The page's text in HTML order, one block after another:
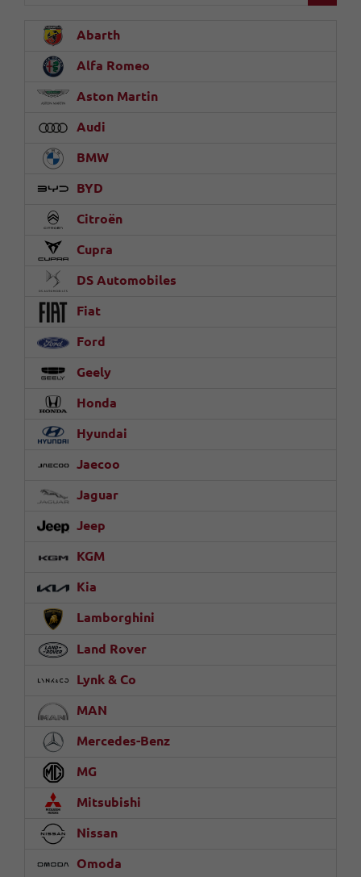
Abarth
Alfa Romeo
Aston Martin
Audi
BMW
BYD
Citroën
Cupra
DS Automobiles
Fiat
Ford
Geely
Honda
Hyundai
Jaecoo
Jaguar
Jeep
KGM
Kia
Lamborghini
Land Rover
Lynk & Co
MAN
Mercedes-Benz
MG
Mitsubishi
Nissan
Omoda